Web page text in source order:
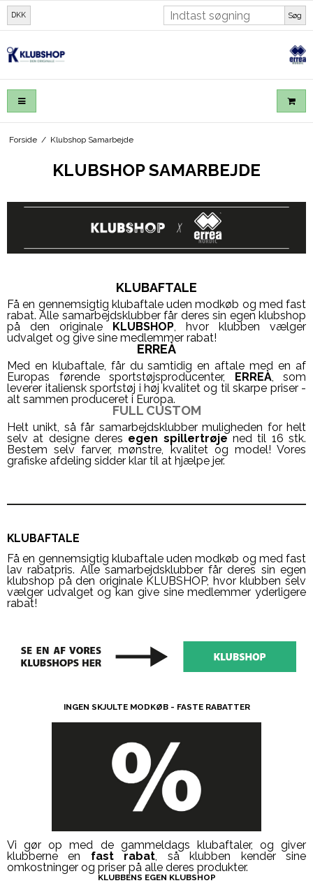
DKK Søg
Forside / Klubshop Samarbejde
KLUBSHOP SAMARBEJDE
KLUBAFTALE
Få en gennemsigtig klubaftale uden modkøb og med fast
rabat. Alle samarbejdsklubber får deres sin egen klubshop
på den originale KLUBSHOP, hvor klubben vælger
udvalget og give sine medlemmer rabat!
ERREÀ
Med en klubaftale, får du samtidig en aftale med en af
Europas førende sportstøjsproducenter, ERREÀ, som
leverer italiensk sportstøj i høj kvalitet og til skarpe priser -
alt sammen produceret i Europa.
FULL CUSTOM
Helt unikt, så får samarbejdsklubber muligheden for helt
selv at designe deres egen spillertrøjened til 16 stk.
Bestem selv farver, mønstre, kvalitet og model! Vores
grafiske afdeling sidder klar til at hjælpe jer.
KLUBAFTALE
Få en gennemsigtig klubaftale uden modkøb og med fast
lav rabatpris. Alle samarbejdsklubber får deres sin egen
klubshop på den originale KLUBSHOP, hvor klubben selv
vælger udvalget og kan give sine medlemmer yderligere
rabat!
INGEN SKJULTE MODKØB - FASTE RABATTER
Vi gør op med de gammeldags klubaftaler, og giver
klubberne en fast rabat , så klubben kender sine
omkostninger og priser på alle deres produkter.
KLUBBENS EGEN KLUBSHOP